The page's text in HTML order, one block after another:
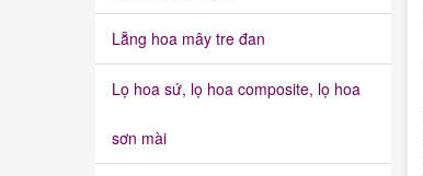
Lẵng hoa mây tre đan
Lọ hoa sứ, lọ hoa composite, lọ hoa
sơn mài